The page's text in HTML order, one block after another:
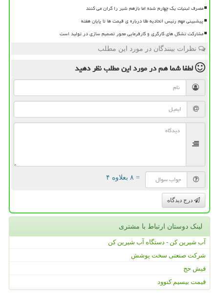
مصرف لبنیات یک چهارم شده اما بازهم شیر را گران می کنند
پیشبینی مهم رئیس اتحادیه طلا درباره ی قیمت ها تا پایان هفته
مشارکت تشکل های کارگری و کارفرمایی محور تصمیم سازی در تولید است
نظرات بینندگان در مورد این مطلب
لطفا شما همدر مورد این مطلبنظر دهید
= ۸ بعلاوه ۴
درج دیدگاه
لینک دوستان ارتباط با مشتری
آب شیرین کن - دستگاه آب شیرین کن
شرکت صنعتی سخت پوشش
فیش حج
قیمت بیسیم کنوود